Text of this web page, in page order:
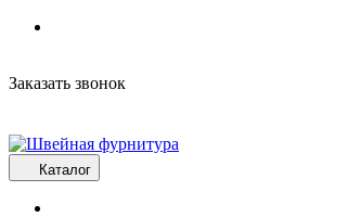
Заказать звонок
Каталог